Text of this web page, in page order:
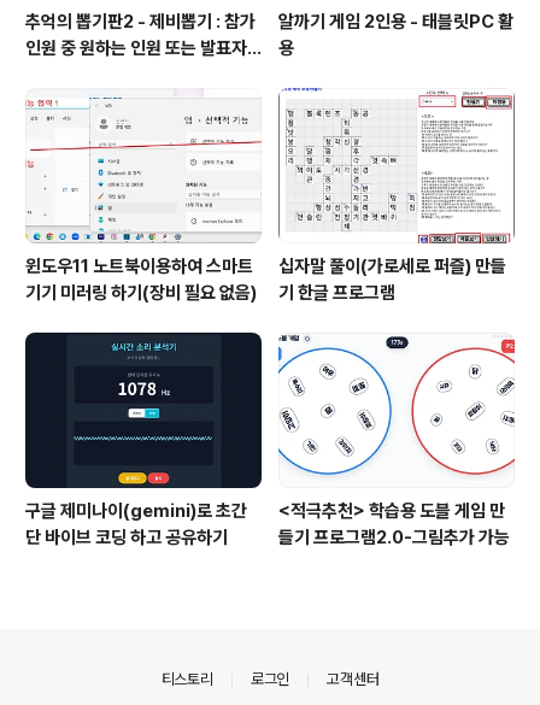
추억의 뽑기판2 - 제비뽑기 : 참가
인원 중 원하는 인원 또는 발표자
알까기 게임 2인용 - 태블릿PC 활
용
윈도우11 노트북이용하여 스마트
기기 미러링 하기(장비 필요 없음)
십자말 풀이(가로세로 퍼즐) 만들
기 한글 프로그램
구글 제미나이(gemini)로 초간
단 바이브 코딩 하고 공유하기
<적극추천> 학습용 도블 게임 만
들기 프로그램2.0-그림추가 가능
티스토리 로그인 고객센터